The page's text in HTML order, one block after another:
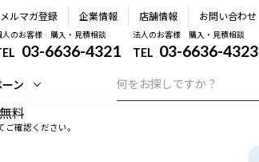
メルマガ登録 企業情報 店舗情報 お問い合わせ
人のお客様 購入・見積相談
03-6636-4321
法人のお客様 購入・見積相談
TEL 03-6636-4323
ン
料
確認ください。